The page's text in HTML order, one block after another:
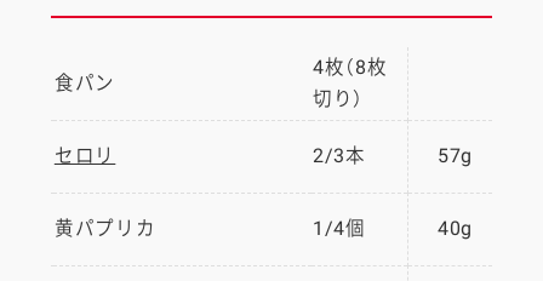
食パン
4枚（8枚
切り）
セロリ 2/3本 57g
黄パプリカ 1/4個 40g